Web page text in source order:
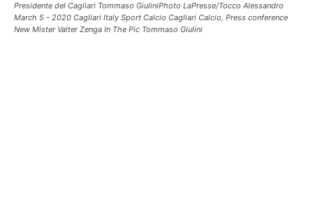
Presidente del Cagliari Tommaso GiuliniPhoto LaPresse/Tocco Alessandro
March 5 - 2020 Cagliari Italy Sport Calcio Cagliari Calcio, Press conference
New Mister Valter Zenga In The Pic Tommaso Giulini